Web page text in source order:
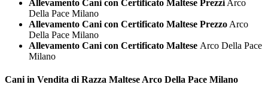
Allevamento Cani con Certificato Maltese Prezzi Arco
Della Pace Milano
Allevamento Cani con Certificato Maltese Prezzo Arco
Della Pace Milano
Allevamento Cani con Certificato Maltese Arco Della Pace
Milano
Cani in Vendita di Razza Maltese Arco Della Pace Milano